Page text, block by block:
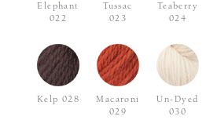
Elephant
022
Tussac
023
Teaberry
024
Kelp 028
Macaroni
029
Un-Dyed
030